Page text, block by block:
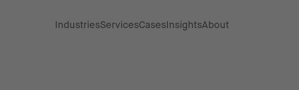
IndustriesServicesCasesInsightsAbout